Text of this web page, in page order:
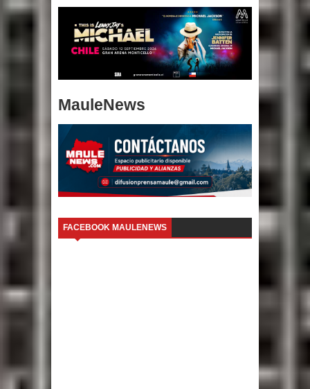
MauleNews
FACEBOOK MAULENEWS